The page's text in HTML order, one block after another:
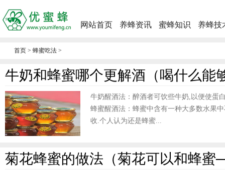
网站首页 养蜂资讯 蜜蜂知识 养蜂技
首页 > 蜂蜜吃法 >
牛奶和蜂蜜哪个更解酒（喝什么能
牛奶醒酒法：醉酒者可饮些牛奶,以便使蛋
蜂蜜醒酒法：蜂蜜中含有一种大多数水果
收.个人认为还是蜂蜜...
菊花蜂蜜的做法（菊花可以和蜂蜜